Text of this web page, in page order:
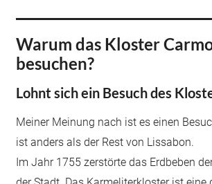
Warum das Kloster
besuchen?
Lohnt sich ein Besuch des
Meiner Meinung nach ist es einen
ist anders als der Rest von Lissabon.
Im Jahr 1755 zerstörte das Erdbeben